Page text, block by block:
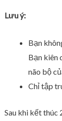
Lưu ý:
Bạn
Bạn kiên
não bộ
Chỉ tập
Sau khi kết thúc